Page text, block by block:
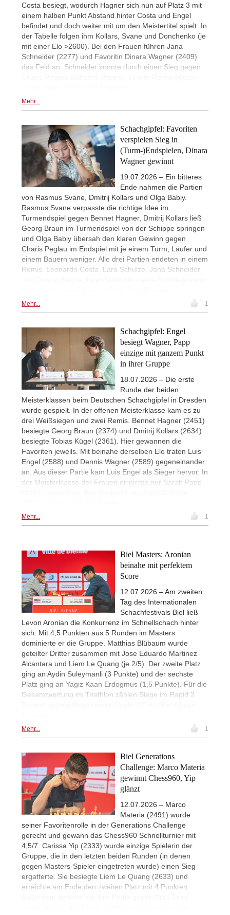
Costa besiegt, wodurch Hagner sich nun auf Platz 3 mit
einem halben Punkt Abstand hinter Costa und Engel
befindet und doch weiter mit um den Meistertitel spielt. In
der Tabelle folgen ihm Kollars, Svane und Donchenko (je
mit einer Elo >2600). Bei den Frauen führen Jana
Schneider (2277) und Favoritin Dinara Wagner (2409)
das Feld an. Schneider konnte durch einen Sieg gegen
Mehr...
Schachgipfel: Favoriten
verspielen Sieg in
(Turm-)Endspielen, Dinara
Wagner gewinnt
19.07.2026 – Ein bitteres
Ende nahmen die Partien
von Rasmus Svane, Dmitrij Kollars und Olga Babiy.
Rasmus Svane verpasste die richtige Idee im
Turmendspiel gegen Bennet Hagner, Dmitrij Kollars ließ
Georg Braun im Turmendspiel von der Schippe springen
und Olga Babiy übersah den klaren Gewinn gegen
Charis Peglau im Endspiel mit je einem Turm, Läufer und
einem Bauern weniger. Alle drei Partien endeten in einem
Remis. Leonardo Costa, Lara Schulze, Jana Schneider
Mehr... 1
Schachgipfel: Engel
besiegt Wagner, Papp
einzige mit ganzem Punkt
in ihrer Gruppe
18.07.2026 – Die erste
Runde der beiden
Meisterklassen beim Deutschen Schachgipfel in Dresden
wurde gespielt. In der offenen Meisterklasse kam es zu
drei Weißsiegen und zwei Remis. Bennet Hagner (2451)
besiegte Georg Braun (2374) und Dmitrij Kollars (2634)
besiegte Tobias Kügel (2361). Hier gewannen die
Favoriten jeweils. Mit beinahe derselben Elo traten Luis
Engel (2588) und Dennis Wagner (2589) gegeneinander
an. Aus dieser Partie kam Luis Engel als Sieger hervor. In
der Meisterklasse der Frauen erreichte nur Sarah Papp
Mehr... 1
Biel Masters: Aronian
beinahe mit perfektem
Score
12.07.2026 – Am zweiten
Tag des Internationalen
Schachfestivals Biel ließ
Levon Aronian die Konkurrenz im Schnellschach hinter
sich. Mit 4,5 Punkten aus 5 Runden im Masters
dominierte er die Gruppe. Matthias Blübaum wurde
geteilter Dritter zusammen mit Jose Eduardo Martinez
Alcantara und Liem Le Quang (je 2/5). Der zweite Platz
ging an Aydin Suleymanli (3 Punkte) und der sechste
Platz ging an Yagiz Kaan Erdogmus (1,5 Punkte). Für die
Gesamtwertung im Triathlon zählen Siege im Rapid 2
Mehr... 1
Biel Generations
Challenge: Marco Materia
gewinnt Chess960, Yip
glänzt
12.07.2026 – Marco
Materia (2491) wurde
seiner Favoritenrolle in der Generations Challenge
gerecht und gewann das Chess960 Schnellturnier mit
4,5/7. Carissa Yip (2333) wurde einzige Spielerin der
Gruppe, die in den letzten beiden Runden (in denen
gegen Masters-Spieler eingetreten wurde) einen Sieg
ergatterte. Sie besiegte Liem Le Quang (2633) und
erreichte am Ende den zweiten Platz mit 4 Punkten.